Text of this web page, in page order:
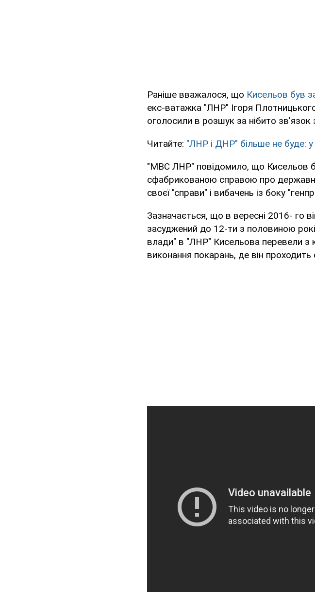
Раніше вважалося, що Кисельов був
екс-ватажка "ЛНР" Ігоря
оголосили в розшук за нібито
Читайте: "ЛНР і ДНР" більше не буде:
"МВС ЛНР" повідомило, що Кисельов
сфабрикованою справою про
своєї "справи" і вибачень із боку
Зазначається, що в вересні 2016- го
засуджений до 12-ти з половиною
влади" в "ЛНР" Кисельова перевели з
виконання покарань, де він